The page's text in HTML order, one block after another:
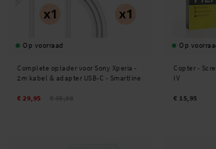
Op voorraad
Complete oplader voor Sony Xperia -
2m kabel & adapter USB-C - Smartline
€ 29,95
Op
Copter -
IV
€ 15,95